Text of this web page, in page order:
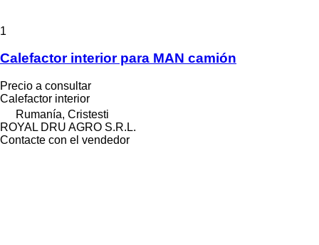
1
Calefactor interior para MAN camión
Precio a consultar
Calefactor interior
Rumanía, Cristesti
ROYAL DRU AGRO S.R.L.
Contacte con el vendedor